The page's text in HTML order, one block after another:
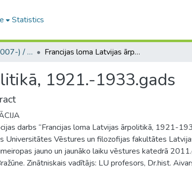
Statistics
Promocijas darbi (2007-) / Theses PhD Francijas loma Latvijas ārpolitikā, 1921.-1933.gads
1921.-1933.gads
darbs “Francijas loma Latvijas ārpolitikā, 1921-
Universitātes Vēstures un filozofijas fakultātes
jauno un jaunāko laiku vēstures katedrā
Zinātniskais vadītājs: LU profesors, Dr.hist.